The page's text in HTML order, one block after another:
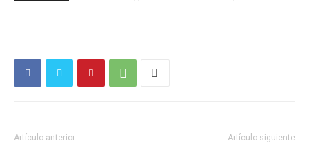
Artículo anterior Artículo siguiente